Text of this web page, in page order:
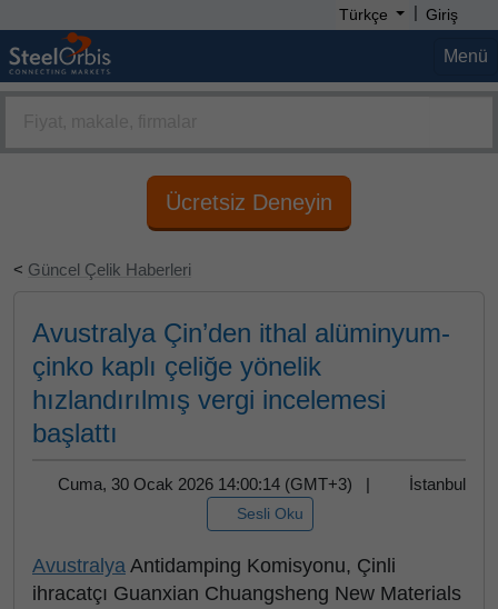
Türkçe | Giriş
Menü
Ücretsiz Deneyin
< Güncel Çelik Haberleri
Avustralya Çin’den ithal alüminyum-
çinko kaplı çeliğe yönelik
hızlandırılmış vergi incelemesi
başlattı
Cuma, 30 Ocak 2026 14:00:14 (GMT+3) | İstanbul
Sesli Oku
Avustralya Antidamping Komisyonu, Çinli
ihracatçı Guanxian Chuangsheng New Materials